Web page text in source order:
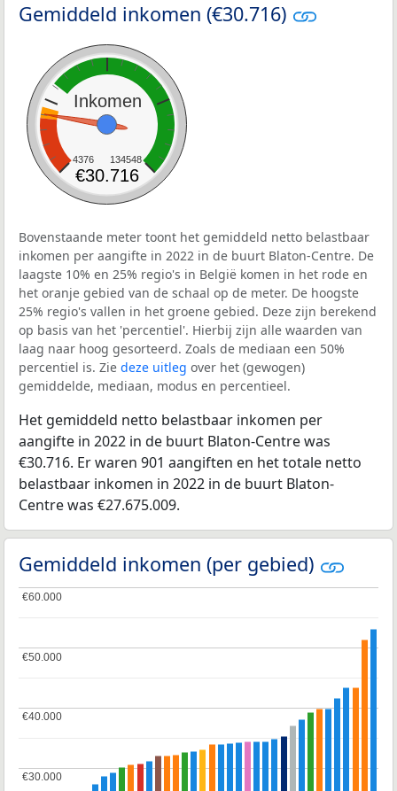
Gemiddeld inkomen (€30.716)
Inkomen
4376 134548
€30.716
Bovenstaande meter toont het gemiddeld netto belastbaar
inkomen per aangifte in 2022 in de buurt Blaton-Centre. De
laagste 10% en 25% regio's in België komen in het rode en
het oranje gebied van de schaal op de meter. De hoogste
25% regio's vallen in het groene gebied. Deze zijn berekend
op basis van het 'percentiel'. Hierbij zijn alle waarden van
laag naar hoog gesorteerd. Zoals de mediaan een 50%
percentiel is. Zie deze uitleg over het (gewogen)
gemiddelde, mediaan, modus en percentieel.
Het gemiddeld netto belastbaar inkomen per
aangifte in 2022 in de buurt Blaton-Centre was
€30.716. Er waren 901 aangiften en het totale netto
belastbaar inkomen in 2022 in de buurt Blaton-
Centre was €27.675.009.
Gemiddeld inkomen (per gebied)
€30.000
€30.000
€40.000
€40.000
€50.000
€50.000
€60.000
€60.000